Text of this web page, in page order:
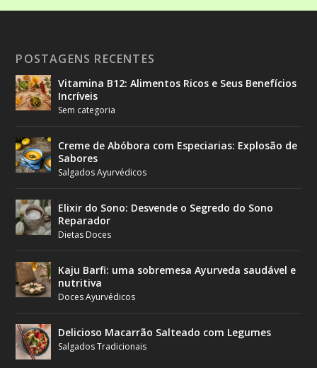
POSTAGENS RECENTES
Vitamina B12: Alimentos Ricos e Seus Benefícios
Incríveis
Sem categoria
Creme de Abóbora com Especiarias: Explosão de
Sabores
Salgados Ayurvédicos
Elixir do Sono: Desvende o Segredo do Sono
Reparador
Dietas Doces
Kaju Barfi: uma sobremesa Ayurveda saudável e
nutritiva
Doces Ayurvédicos
Delicioso Macarrão Salteado com Legumes
Salgados Tradicionais